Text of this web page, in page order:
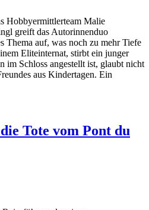
Hobbyermittlerteam Malie
greift das Autorinnenduo
Thema auf, was noch zu mehr Tiefe
Eliteinternat, stirbt ein junger
im Schloss angestellt ist, glaubt nicht
aus Kindertagen. Ein
Tote vom Pont du